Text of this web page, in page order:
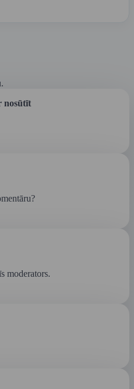
nosūtīt
moderators.